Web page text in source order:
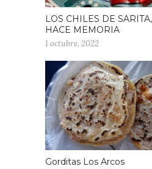
LOS CHILES DE
HACE MEMORIA
1 octubre, 2022
Gorditas Los Arcos